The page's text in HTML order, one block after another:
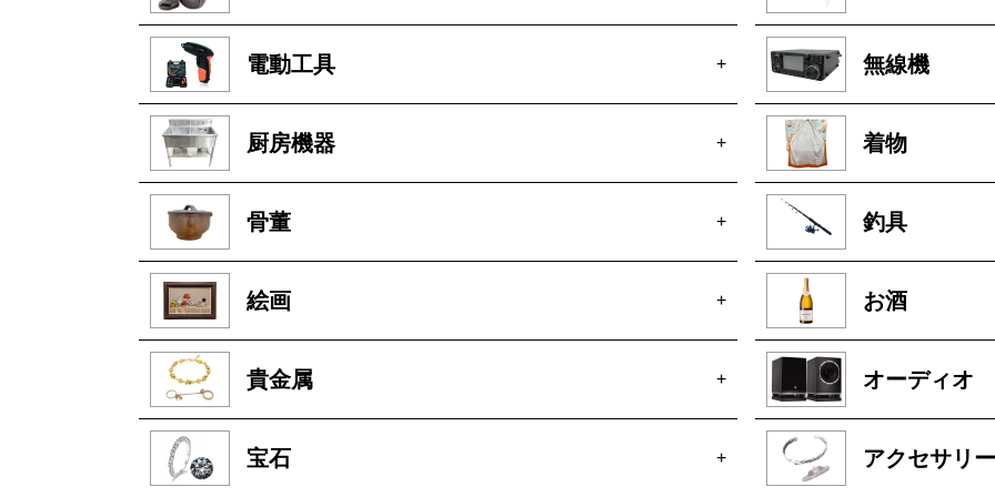
電動工具 +
厨房機器 +
骨董 +
絵画 +
貴金属 +
宝石 +
無線機
着物
釣具
お酒
オーディオ
アクセサリー